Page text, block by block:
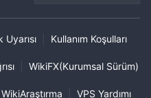
Uyarısı Kullanım Koşulları
WikiFX(Kurumsal Sürüm)
WikiAraştırma VPS Yardımı